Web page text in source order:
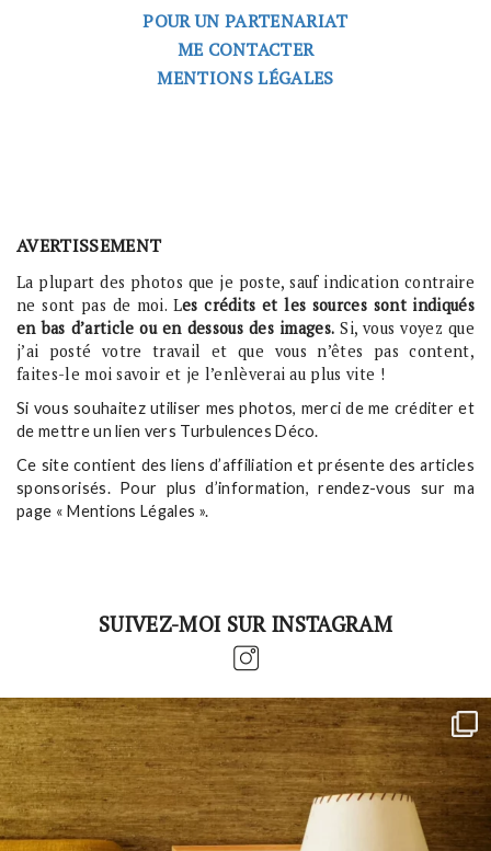
POUR UN PARTENARIAT
ME CONTACTER
MENTIONS LÉGALES
AVERTISSEMENT
La plupart des photos que je poste, sauf indication contraire
ne sont pas de moi. Les crédits et les sources sont indiqués
en bas d’article ou en dessous des images. Si, vous voyez que
j’ai posté votre travail et que vous n’êtes pas content,
faites-le moi savoir et je l’enlèverai au plus vite !
Si vous souhaitez utiliser mes photos, merci de me créditer et
de mettre un lien vers Turbulences Déco.
Ce site contient des liens d’affiliation et présente des articles
sponsorisés. Pour plus d’information, rendez-vous sur ma
page « Mentions Légales ».
SUIVEZ-MOI SUR INSTAGRAM